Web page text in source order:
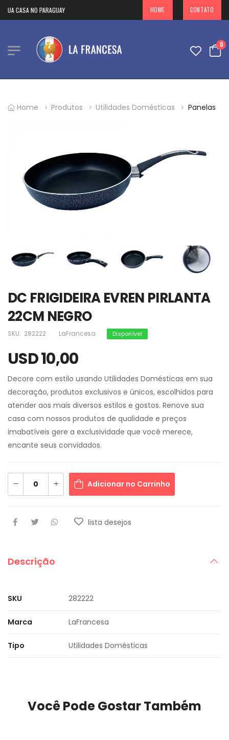
CASA NO PARAGUAY HOME CONTATO
0
Home Produtos Utilidades Domésticas Panelas
DC FRIGIDEIRA EVREN PIRLANTA
22CM NEGRO
SKU: 282222 LaFrancesa Disponível
USD 10,00
Decore com estilo usando Utilidades Domésticas em sua
decoração, produtos exclusivos e únicos, escolhidos para
atender aos mais diversos estilos e gostos. Renove sua
casa com nossos produtos de qualidade e preços
imabatíveis gere a exclusividade que você merece,
encante seus convidados.
Adicionar no Carrinho
lista desejos
Descrição
SKU 282222
Marca LaFrancesa
Tipo Utilidades Domésticas
Você Pode Gostar Também